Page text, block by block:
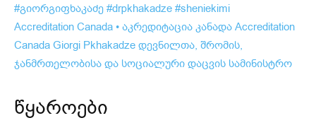
#გიორგიფხაკაძე #drpkhakadze #sheniekimi
Accreditation Canada • აკრედიტაცია კანადა Accreditation
Canada Giorgi Pkhakadze დევნილთა, შრომის,
ჯანმრთელობისა და სოციალური დაცვის სამინისტრო
წყაროები